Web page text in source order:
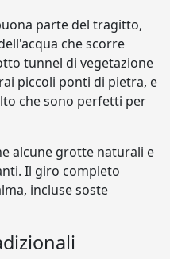
parte del tragitto,
che scorre
tunnel di vegetazione
piccoli ponti di pietra, e
che sono perfetti per
alcune grotte naturali e
Il giro completo
incluse soste